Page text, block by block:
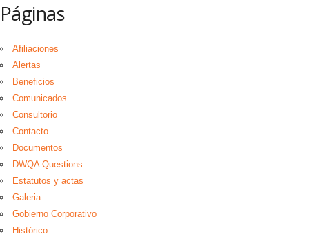
Páginas
Afiliaciones
Alertas
Beneficios
Comunicados
Consultorio
Contacto
Documentos
DWQA Questions
Estatutos y actas
Galeria
Gobierno Corporativo
Histórico